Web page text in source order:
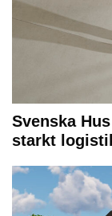
Svenska
starkt